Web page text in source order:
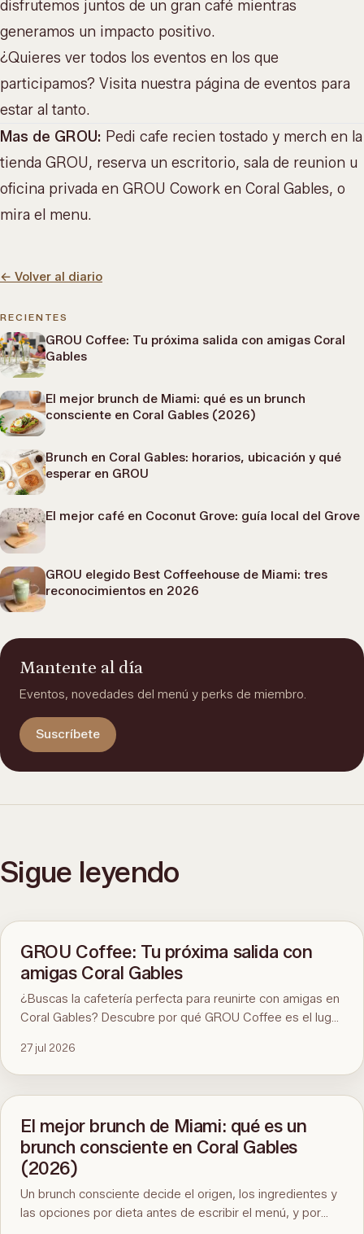
disfrutemos juntos de un gran café mientras
generamos un impacto positivo.
¿Quieres ver todos los eventos en los que
participamos? Visita nuestra página de eventos para
estar al tanto.
Mas de GROU: Pedi cafe recien tostado y merch en la
tienda GROU, reserva un escritorio, sala de reunion u
oficina privada en GROU Cowork en Coral Gables, o
mira el menu.
← Volver al diario
RECIENTES
GROU Coffee: Tu próxima salida con amigas Coral
Gables
El mejor brunch de Miami: qué es un brunch
consciente en Coral Gables (2026)
Brunch en Coral Gables: horarios, ubicación y qué
esperar en GROU
El mejor café en Coconut Grove: guía local del Grove
GROU elegido Best Coffeehouse de Miami: tres
reconocimientos en 2026
Mantente al día
Eventos, novedades del menú y perks de miembro.
Suscríbete
Sigue leyendo
GROU Coffee: Tu próxima salida con
amigas Coral Gables
¿Buscas la cafetería perfecta para reunirte con amigas en
Coral Gables? Descubre por qué GROU Coffee es el lugar
saludables, divertidos eventos artísticos y un ambiente
inmejorable.
27 jul 2026
El mejor brunch de Miami: qué es un
brunch consciente en Coral Gables
(2026)
Un brunch consciente decide el origen, los ingredientes y
las opciones por dieta antes de escribir el menú, y por